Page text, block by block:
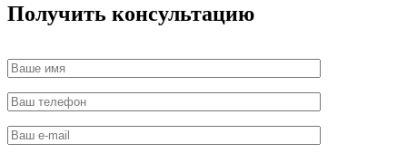
Получить консультацию